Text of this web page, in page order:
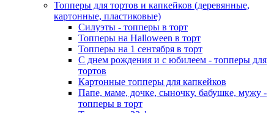
Топперы для тортов и капкейков (деревянные,
картонные, пластиковые)
Силуэты - топперы в торт
Топперы на Halloween в торт
Топперы на 1 сентября в торт
С днем рождения и с юбилеем - топперы для
тортов
Картонные топперы для капкейков
Папе, маме, дочке, сыночку, бабушке, мужу -
топперы в торт